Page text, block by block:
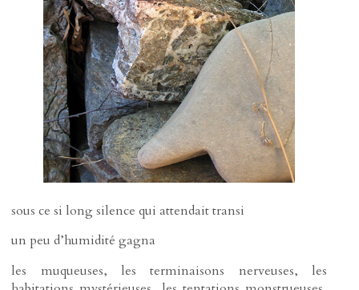
sous ce si long silence qui attendait transi
un peu d’humidité gagna
les muqueuses, les terminaisons nerveuses, les